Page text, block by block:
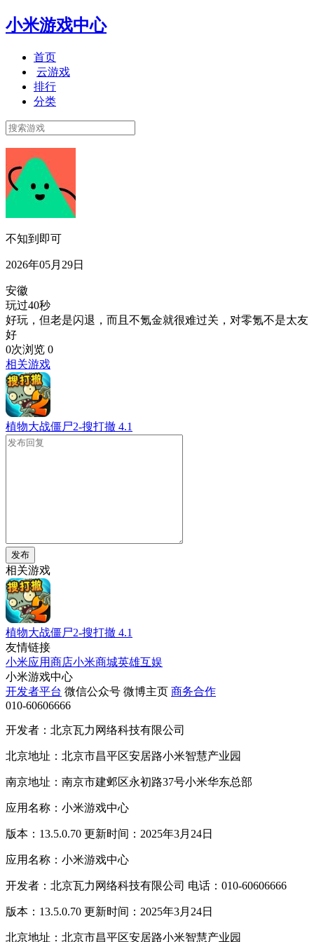
小米游戏中心
首页
云游戏
排行
分类
不知到即可
2026年05月29日
安徽
玩过40秒
好玩，但老是闪退，而且不氪金就很难过关，对零氪不是太友
好
0次浏览 0
相关游戏
植物大战僵尸2-搜打撤 4.1
发布
相关游戏
植物大战僵尸2-搜打撤 4.1
友情链接
小米应用商店小米商城英雄互娱
小米游戏中心
开发者平台 微信公众号 微博主页 商务合作
010-60606666
开发者：北京瓦力网络科技有限公司
北京地址：北京市昌平区安居路小米智慧产业园
南京地址：南京市建邺区永初路37号小米华东总部
应用名称：小米游戏中心
版本：13.5.0.70 更新时间：2025年3月24日
应用名称：小米游戏中心
开发者：北京瓦力网络科技有限公司 电话：010-60606666
版本：13.5.0.70 更新时间：2025年3月24日
北京地址：北京市昌平区安居路小米智慧产业园